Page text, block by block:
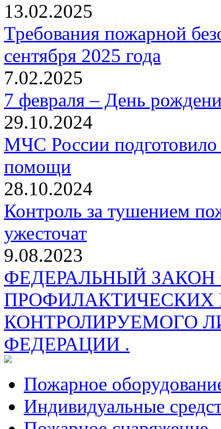
13.02.2025
Требования пожарной
сентября 2025 года
7.02.2025
7 февраля – День
29.10.2024
МЧС России
помощи
28.10.2024
Контроль за тушением
ужесточат
9.08.2023
ФЕДЕРАЛЬНЫЙ
КОНТРОЛИРУЕМОГО
ФЕДЕРАЦИИ .
Пожарное
Индивидуальные